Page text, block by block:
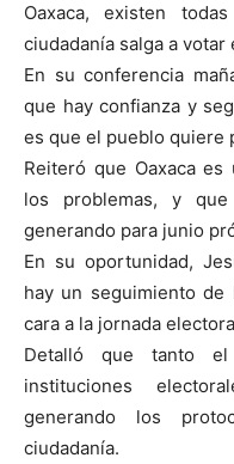
Oaxaca, existen
ciudadanía salga a
En su conferencia
que hay confianza y
es que el pueblo quiere
Reiteró que Oaxaca
los problemas, y
generando para junio
En su oportunidad,
hay un seguimiento
cara a la jornada
Detalló que tanto
instituciones
generando los
ciudadanía.